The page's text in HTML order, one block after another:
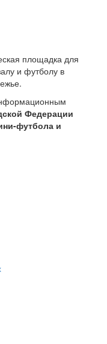
площадка для
и футболу в
Федерации
футбола и